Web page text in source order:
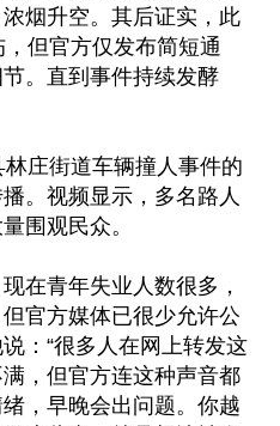
烟升空。其后证实，此
但官方仅发布简短通
。直到事件持续发酵
庄街道车辆撞人事件的
。视频显示，多名路人
围观民众。
在青年失业人数很多，
官方媒体已很少允许公
：“很多人在网上转发这
，但官方连这种声音都
，早晚会出问题。你越